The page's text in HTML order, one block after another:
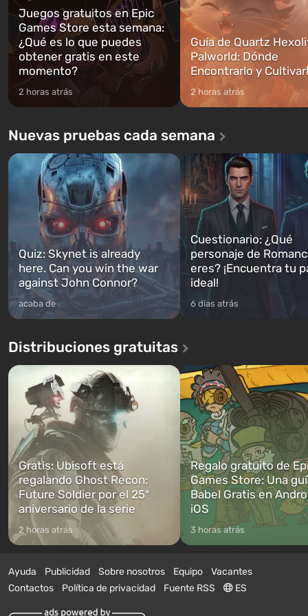
Juegos gratuitos en Epic
Games Store esta semana:
¿Qué es lo que puedes
obtener gratis en este
momento?
2 horas atrás
Guía de Quartz
Palworld: Dónde
Encontrarlo y
2 horas atrás
Nuevas pruebas cada semana
Quiz: Skynet is already
here. Can you win the war
against John Connor?
acaba de
Cuestionario: ¿Qué
personaje de
eres? ¡Encuentra tu
ideal!
6 días atrás
Distribuciones gratuitas
Gratis: Ubisoft está
regalando Ghost Recon:
Future Soldier por el 25º
aniversario de la serie
2 horas atrás
Regalo gratuito de
Games Store: Una
Babel Gratis en
iOS
3 horas atrás
Ayuda Publicidad Sobre nosotros Equipo
Vacantes
Contactos
Política de privacidad Fuente RSS ES